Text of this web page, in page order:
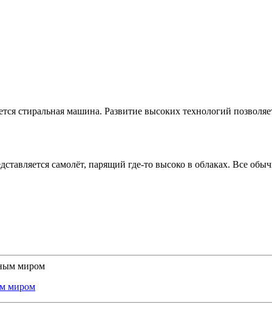
стиральная машина. Развитие высоких технологий
самолёт, парящий где-то высоко в облаках. Все
миром